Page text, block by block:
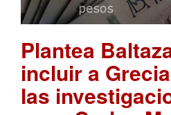
Plantea
incluir a
las